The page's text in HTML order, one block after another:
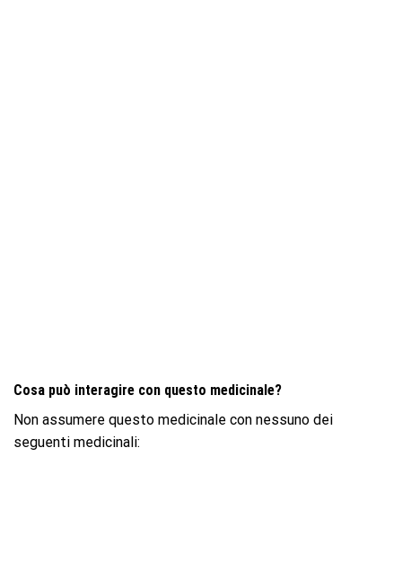
Cosa può interagire con questo medicinale?
Non assumere questo medicinale con nessuno dei
seguenti medicinali: